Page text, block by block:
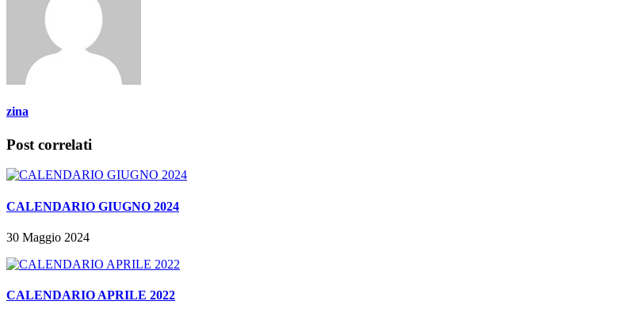
zina
Post correlati
CALENDARIO GIUGNO 2024
30 Maggio 2024
CALENDARIO APRILE 2022